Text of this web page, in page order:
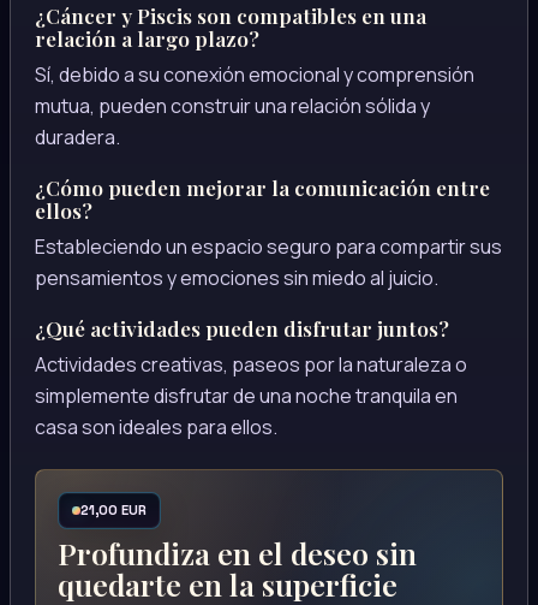
¿Cáncer y Piscis son compatibles en una
relación a largo plazo?
Sí, debido a su conexión emocional y comprensión
mutua, pueden construir una relación sólida y
duradera.
¿Cómo pueden mejorar la comunicación entre
ellos?
Estableciendo un espacio seguro para compartir sus
pensamientos y emociones sin miedo al juicio.
¿Qué actividades pueden disfrutar juntos?
Actividades creativas, paseos por la naturaleza o
simplemente disfrutar de una noche tranquila en
casa son ideales para ellos.
21,00 EUR
Profundiza en el deseo sin
quedarte en la superficie